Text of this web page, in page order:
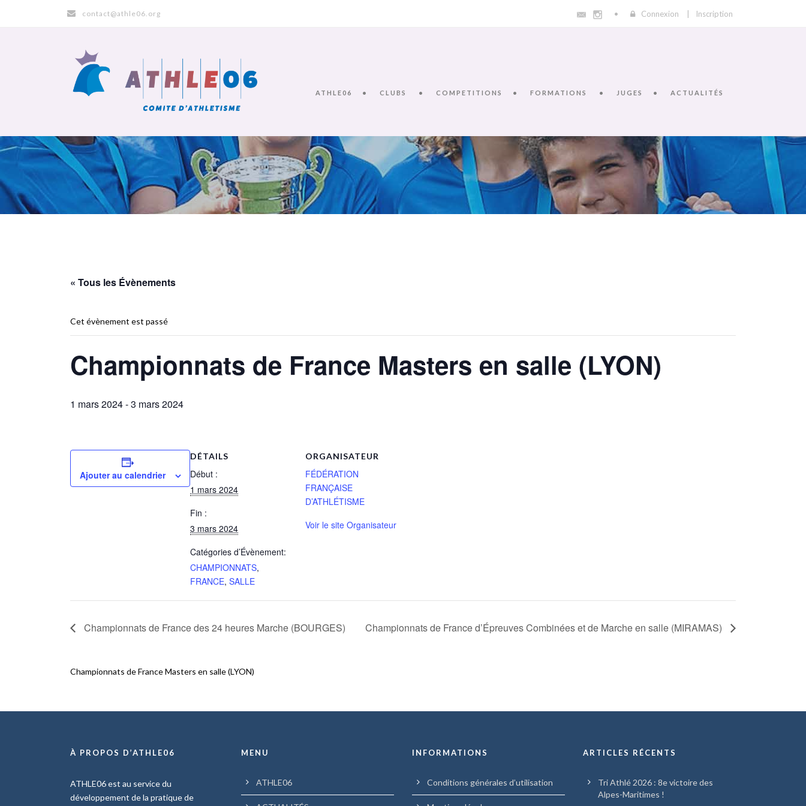
contact@athle06.org Connexion Inscription
ATHLE06 CLUBS COMPETITIONS FORMATIONS JUGES ACTUALITÉS
« Tous les Évènements
Cet évènement est passé
Championnats de France Masters en salle (LYON)
1 mars 2024-3 mars 2024
Ajouter au calendrier
DÉTAILS
Début :
1 mars 2024
Fin :
3 mars 2024
Catégories d’Évènement:
CHAMPIONNATS,
FRANCE, SALLE
ORGANISATEUR
FÉDÉRATION
FRANÇAISE
D’ATHLÉTISME
Voir le site Organisateur
Championnats de France des 24 heures Marche (BOURGES) Championnats de France d’Épreuves Combinées et de Marche en salle (MIRAMAS)
Championnats de France Masters en salle (LYON)
À PROPOS D’ATHLE06
ATHLE06 est au service du
développement de la pratique de
MENU
ATHLE06
INFORMATIONS
Conditions générales d’utilisation
ARTICLES RÉCENTS
Tri Athlé 2026 : 8e victoire des
Alpes-Maritimes !